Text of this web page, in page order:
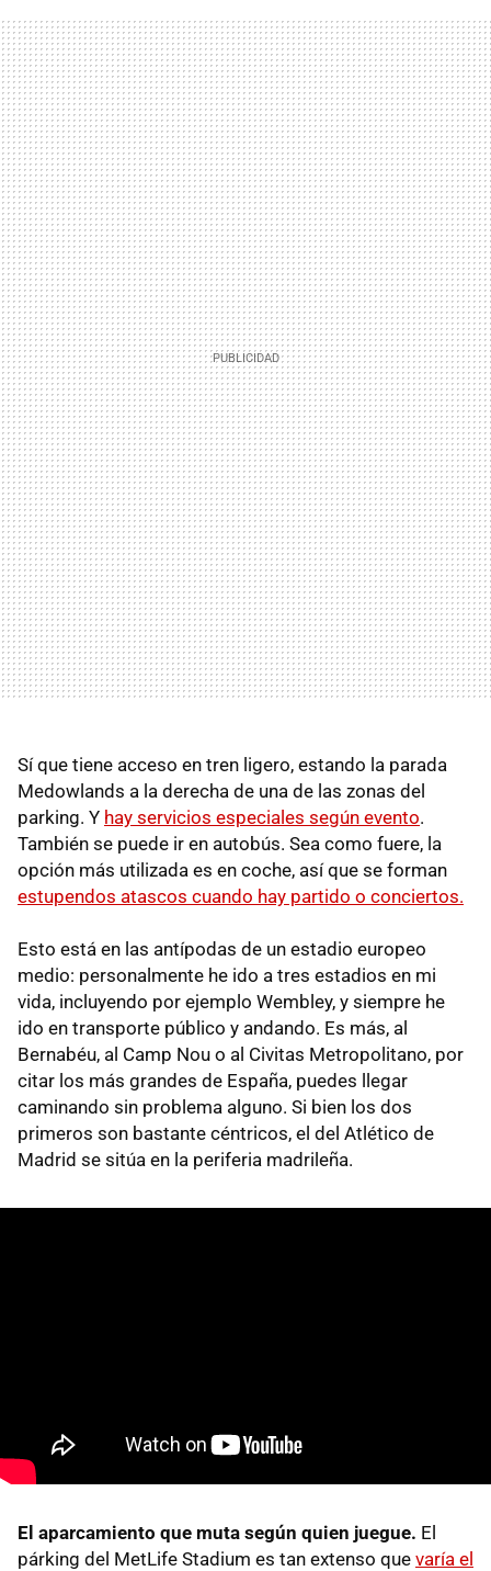
Sí que tiene acceso en tren ligero, estando la parada
Medowlands a la derecha de una de las zonas del
parking. Y hay servicios especiales según evento.
También se puede ir en autobús. Sea como fuere, la
opción más utilizada es en coche, así que se forman
estupendos atascos cuando hay partido o conciertos.
Esto está en las antípodas de un estadio europeo
medio: personalmente he ido a tres estadios en mi
vida, incluyendo por ejemplo Wembley, y siempre he
ido en transporte público y andando. Es más, al
Bernabéu, al Camp Nou o al Civitas Metropolitano, por
citar los más grandes de España, puedes llegar
caminando sin problema alguno. Si bien los dos
primeros son bastante céntricos, el del Atlético de
Madrid se sitúa en la periferia madrileña.
El aparcamiento que muta según quien juegue. El
párking del MetLife Stadium es tan extenso que varía el